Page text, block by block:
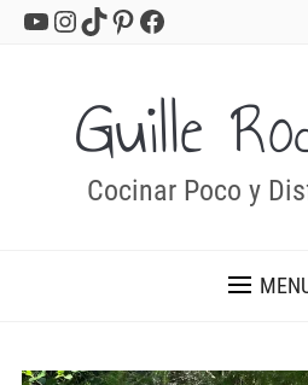
YouTube
Instagram
TikTok
Pinterest
Facebook
Guille
Cocinar Poco y